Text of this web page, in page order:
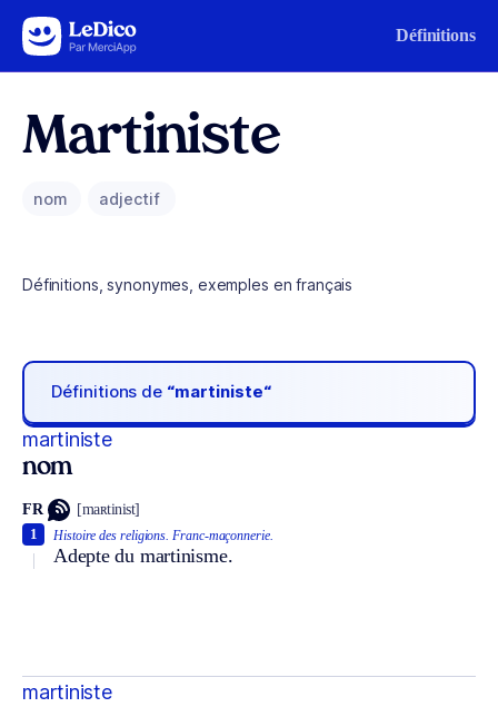
Aller au contenu Définitions
Martiniste
nom adjectif
Définitions, synonymes, exemples en français
Définitions de “martiniste“
martiniste
nom
FR [maʀtinist]
Histoire des religions. Franc-maçonnerie.
Adepte du martinisme.
1
martiniste